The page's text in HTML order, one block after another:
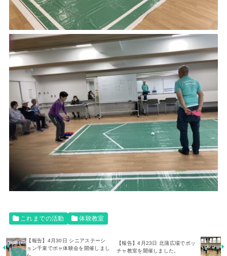
これまでの活動 体験教室
【報告】4月30日 シニアステーシ
ョン千束でボャ体験会を開催しまし
【報告】4月23日 北蒲広場でボッ
チャ教室を開催しました。